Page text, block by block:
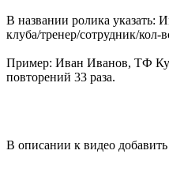
В названии ролика указать:
клуба/тренер/сотрудник/кол-
Пример: Иван Иванов, ТФ
повторений 33 раза.
В описании к видео